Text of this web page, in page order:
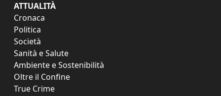
ATTUALITÀ
Cronaca
Politica
Società
Sanità e Salute
Ambiente e Sostenibilità
Oltre il Confine
True Crime